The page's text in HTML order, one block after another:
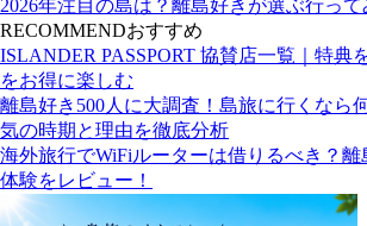
2026年注目の島は？離島好きが選ぶ行っ
RECOMMENDおすすめ
ISLANDER PASSPORT 協賛店一覧｜特典
をお得に楽しむ
離島好き500人に大調査！島旅に行くなら
気の時期と理由を徹底分析
海外旅行でWiFiルーターは借りるべき？
体験をレビュー！